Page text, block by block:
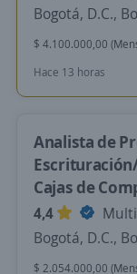
Bogotá, D.C.,
$ 4.100.000,00
Hace 13 horas
Analista de
Cajas de
4,4
Bogotá, D.C.,
$ 2.054.000,00